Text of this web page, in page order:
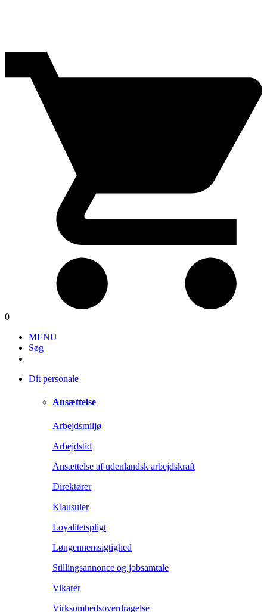
0
MENU
Søg
Dit personale
Ansættelse
Arbejdsmiljø
Arbejdstid
Ansættelse af udenlandsk arbejdskraft
Direktører
Klausuler
Loyalitetspligt
Løngennemsigtighed
Stillingsannonce og jobsamtale
Vikarer
Virksomhedsoverdragelse